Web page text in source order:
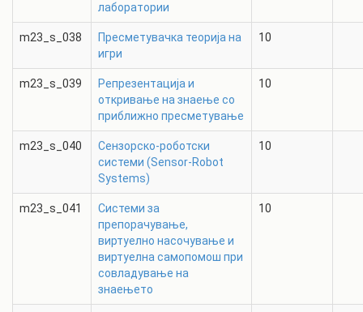
лаборатории
m23_s_038
Пресметувачка теорија на
игри
10
m23_s_039
Репрезентација и
откривање на знаење со
приближнo пресметување
10
m23_s_040
Сензорско-роботски
системи (Sensor-Robot
Systems)
10
m23_s_041
Системи за
препорачување,
виртуелно насочување и
виртуелна самопомош при
совладување на
знаењето
10